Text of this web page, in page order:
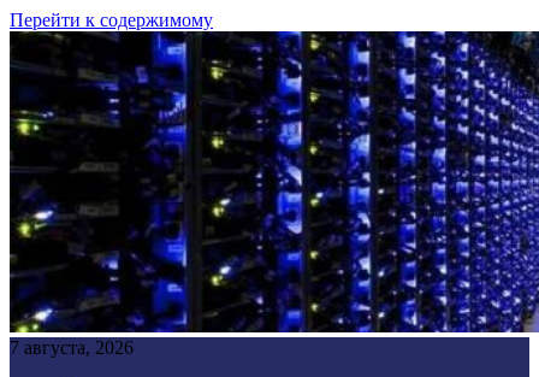
Перейти к содержимому
7 августа, 2026